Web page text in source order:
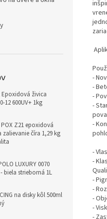
živica
12 600UV+ 1kg
Z21 epoxidová
zalievanie číra 1,29 kg
LUXURY 0070
biela strieborná 1L
na disky kôl 500ml
-
-
-
-
-
-
-
-
-
-
-